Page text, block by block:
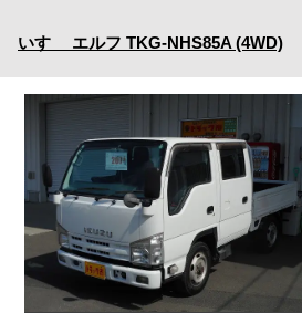
いすゞ エルフ TKG-NHS85A (4WD)